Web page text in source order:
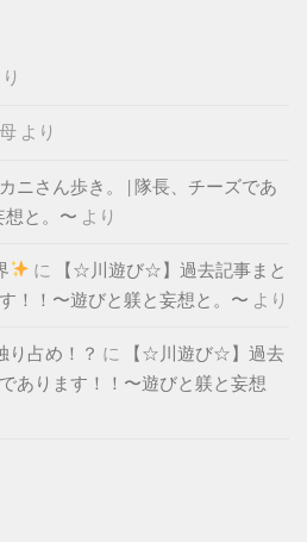
より
ニさん歩き。 | 隊長、チーズであ
想と。〜 より
に
【☆川遊び☆】過去記事まと
！！〜遊びと躾と妄想と。〜 より
り占め！？ に
【☆川遊び☆】過去
あります！！〜遊びと躾と妄想